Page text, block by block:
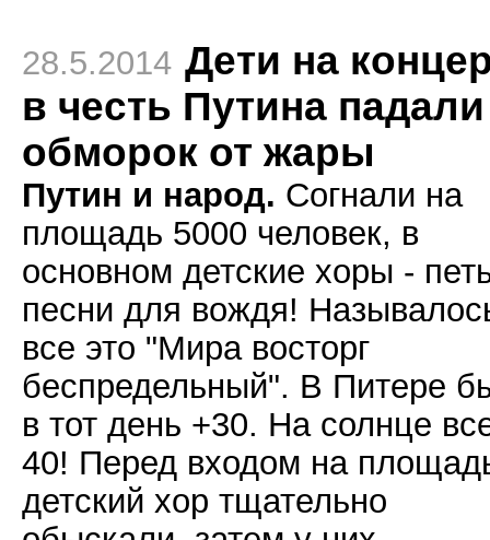
28.5.2014 Дети на
в честь Путина
обморок от жары
Путин и народ. Согнали на
площадь 5000 человек, в
основном детские хоры -
песни для вождя!
все это "Мира восторг
беспредельный". В Питере
в тот день +30. На солнце
40! Перед входом на
детский хор тщательно